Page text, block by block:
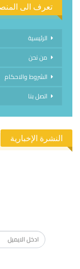
تعرف الى
الرئيسية
من نحن
الشروط والاحكام
اتصل بنا
النشرة الإخبارية